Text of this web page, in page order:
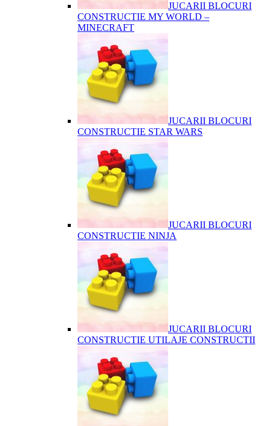
JUCARII BLOCURI
CONSTRUCTIE MY WORLD –
MINECRAFT
JUCARII BLOCURI
CONSTRUCTIE STAR WARS
JUCARII BLOCURI
CONSTRUCTIE NINJA
JUCARII BLOCURI
CONSTRUCTIE UTILAJE CONSTRUCTII